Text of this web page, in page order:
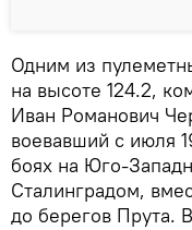
Одним из
на высоте 124.2,
Иван Романович
воевавший с июля
боях на Юго-
Сталинградом,
до берегов Прута.